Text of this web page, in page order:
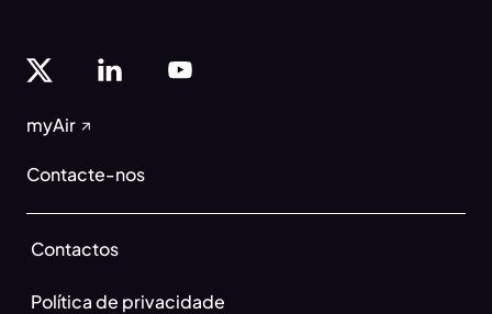
myAir
Contacte-nos
Contactos
Política de privacidade